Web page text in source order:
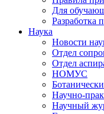
Для
Наука
Новости
Отдел
Отдел
НОМУС
Научно-
Научный